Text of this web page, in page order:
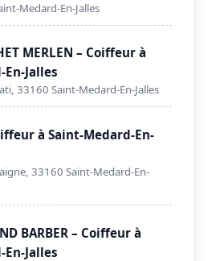
Medard-En-Jalles
MERLEN – Coiffeur à
Jalles
33160 Saint-Medard-En-Jalles
à Saint-Medard-En-
33160 Saint-Medard-En-
BARBER – Coiffeur à
Jalles